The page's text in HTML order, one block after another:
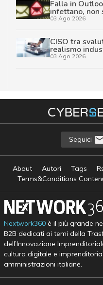
Falla in
infettano, non
03 Ago 2026
CISO tra
realismo
03 Ago 2026
Seguici
About Autori Tags
Terms&Conditions
Nextwork360è il più grande
B2B dedicati ai temi della
dell’Innovazione
cultura digitale e
amministrazioni italiane.